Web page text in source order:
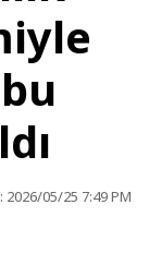
05/25 7:49 PM